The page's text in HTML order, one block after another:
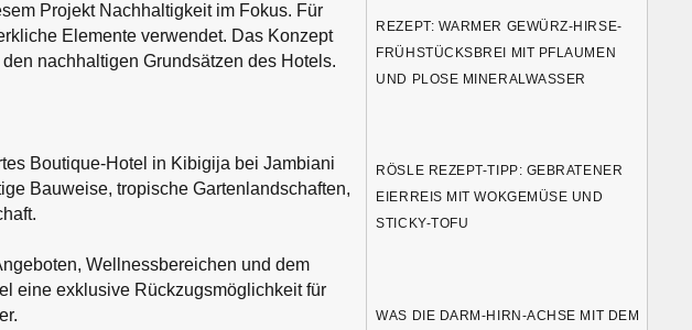
Projekt Nachhaltigkeit im Fokus. Für
Elemente verwendet. Das Konzept
nachhaltigen Grundsätzen des Hotels.
Boutique-Hotel in Kibigija bei Jambiani
Bauweise, tropische Gartenlandschaften,
Wellnessbereichen und dem
eine exklusive Rückzugsmöglichkeit für
REZEPT: WARMER GEWÜRZ-HIRSE-
FRÜHSTÜCKSBREI MIT PFLAUMEN
UND PLOSE MINERALWASSER
RÖSLE REZEPT-TIPP: GEBRATENER
EIERREIS MIT WOKGEMÜSE UND
STICKY-TOFU
WAS DIE DARM-HIRN-ACHSE MIT DEM